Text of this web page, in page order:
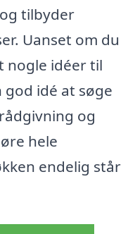
tilbyder
Uanset om du
nogle idéer til
idé at søge
og
hele
endelig står